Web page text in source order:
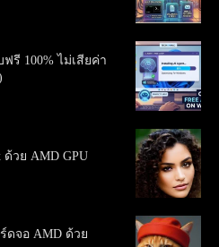
รี 100% ไม่เสียค่า
ด้วย AMD GPU
ดจอ AMD ด้วย